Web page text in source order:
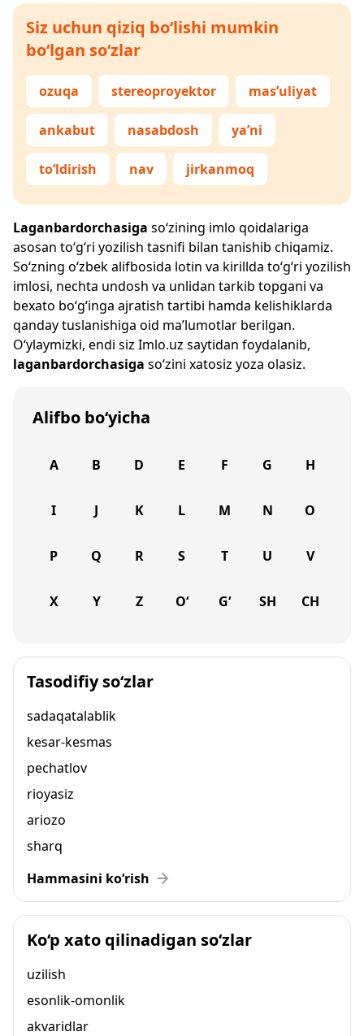
Siz uchun qiziq bo‘lishi mumkin
bo‘lgan so‘zlar
ozuqa stereoproyektor mas’uliyat
ankabut nasabdosh ya’ni
to‘ldirish nav jirkanmoq
Laganbardorchasiga so‘zining imlo qoidalariga
asosan to‘g‘ri yozilish tasnifi bilan tanishib chiqamiz.
So‘zning o‘zbek alifbosida lotin va kirillda to‘g‘ri yozilish
imlosi, nechta undosh va unlidan tarkib topgani va
bexato bo‘g‘inga ajratish tartibi hamda kelishiklarda
qanday tuslanishiga oid ma’lumotlar berilgan.
O‘ylaymizki, endi siz Imlo.uz saytidan foydalanib,
laganbardorchasiga so‘zini xatosiz yoza olasiz.
Alifbo bo‘yicha
A B D E F G H
I J K L M N O
P Q R S T U V
X Y Z O‘ G‘ SH CH
Tasodifiy so‘zlar
sadaqatalablik
kesar-kesmas
pechatlov
rioyasiz
ariozo
sharq
Hammasini ko‘rish
Ko‘p xato qilinadigan so‘zlar
uzilish
esonlik-omonlik
akvaridlar